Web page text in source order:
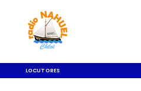
LOCUTORES